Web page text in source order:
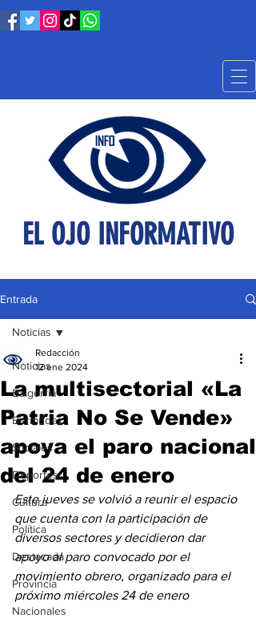
EL OJO INFORMATIVO
Entrada
Noticias
Baigorria
Bermúdez
Sociales
Deportes
Cultura
Política
Destacada
Provincia
Nacionales
Noticias
La multisectorial «La
Patria No Se Vende»
apoya el paro nacional
del 24 de enero
Redacción
12 ene 2024
Este jueves se volvió a reunir el espacio
que cuenta con la participación de
diversos sectores y decidieron dar
apoyo al paro convocado por el
movimiento obrero, organizado para el
próximo miércoles 24 de enero